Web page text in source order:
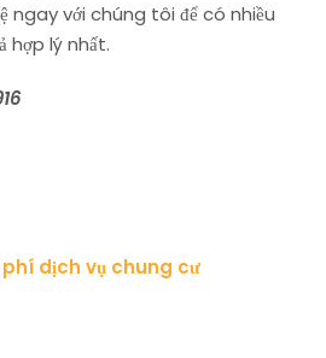
ngay với chúng tôi để có nhiều
hợp lý nhất.
dịch vụ chung cư